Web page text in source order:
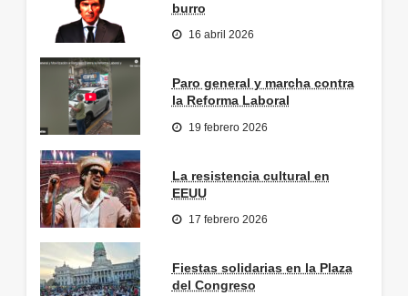
burro
16 abril 2026
Paro general y marcha contra
la Reforma Laboral
19 febrero 2026
La resistencia cultural en
EEUU
17 febrero 2026
Fiestas solidarias en la Plaza
del Congreso